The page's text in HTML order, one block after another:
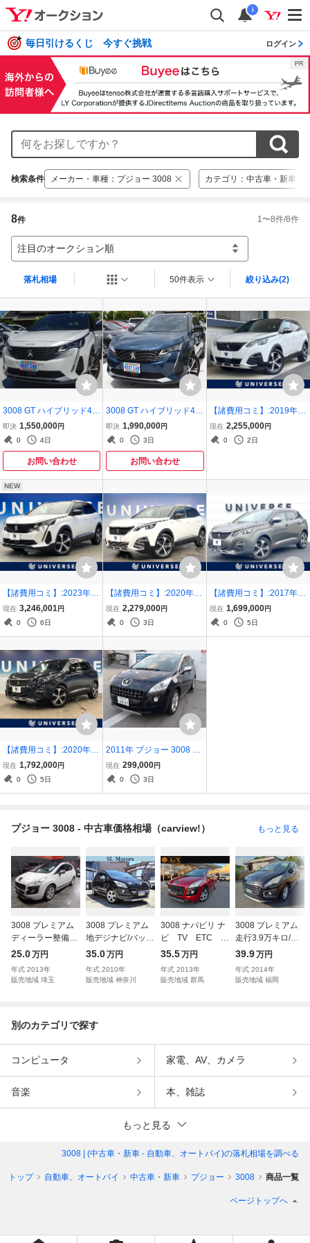
i
毎日引けるくじ 今すぐ挑戦 ログイン
検索条件 メーカー・車種 ： プジョー 3008 カテゴリ ： 中古車・新車
8件 1 〜8件/8件
注目のオークション順
落札相場 50件表示 絞り込み(2)
3008 GT ハイブリッド4 4
WD ワンオーナー 純正
ナビ パワーバックドア
即決 1,550,000円
0
4日
お問い合わせ
3008 GT ハイブリッド4 4
WD サンルーフ 純正8イ
ンチディスプレイ
即決 1,990,000円
0
3日
お問い合わせ
【諸費用コミ】:2019年 3
008 GT ブルーHDi
現在 2,255,000円
0
2日
NEW
【諸費用コミ】:2023年 3
008 GT ブルーHDi
現在 3,246,001 円
0
6日
【諸費用コミ】:2020年 3
008 GT ブルーHDi
現在 2,279,000円
0
3日
【諸費用コミ】:2017年 3
008 GT ブルーHDi
現在 1,699,000円
0
5日
【諸費用コミ】:2020年 3
008 GT ブルーHDi
現在 1,792,000円
0
5日
2011年 プジョー 3008 グ
リフ 諸費用なしリサイク
ルのみ
現在 299,000円
0
3日
プジョー 3008 - 中古車価格相場（carview!） もっと見る
3008 プレミアム
ディーラー整備車
両 整備記録簿
25.0万円
年式 2013年
販売地域 埼玉
3008 プレミアム
地デジナビ/バック
カメラ/クリアラン
35.0万円
年式 2010年
販売地域 神奈川
3008 ナパピリ ナ
ビ TV ETC 純
正AW
35.5万円
年式 2013年
販売地域 群馬
3008 プレミアム
走行3.9万キロ/禁
煙車/地デジナビB
39.9万円
年式 2014年
販売地域 福岡
別のカテゴリで探す
コンピュータ 家電、AV、カメラ
音楽 本、雑誌
もっと見る
3008 | (中古車・新車 - 自動車、オートバイ)の落札相場を調べる
トップ 自動車、オートバイ 中古車・新車 プジョー 3008 商品一覧
ページトップへ